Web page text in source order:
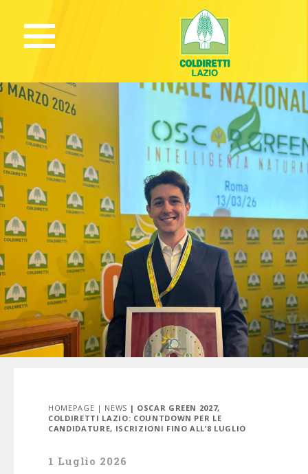
HOMEPAGE | NEWS | OSCAR GREEN 2027,
COLDIRETTI LAZIO: COUNTDOWN PER LE
CANDIDATURE, ISCRIZIONI FINO ALL’8 LUGLIO
1 Luglio 2026